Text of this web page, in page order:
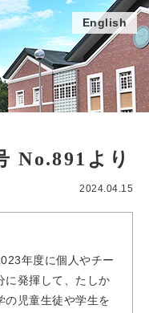
English
No.891より
2024.04.15
年度に個人やチー
に発揮して、たしか
の児童生徒や学生を